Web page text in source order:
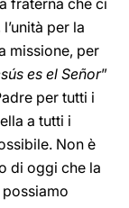
fraterna che ci
per la
missione, per
es el Señor”
per tutti i
a tutti i
Non è
di oggi che la